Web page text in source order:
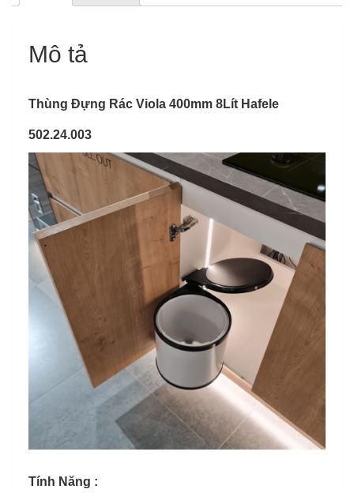
Mô tả
Thùng Đựng Rác Viola 400mm 8Lít Hafele
502.24.003
Tính Năng :